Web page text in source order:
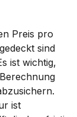
Preis pro
sind
ist wichtig,
ist